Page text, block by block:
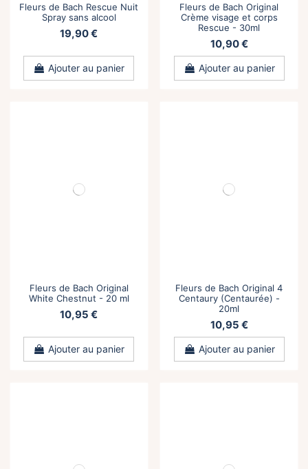
Fleurs de Bach Rescue Nuit
Spray sans alcool
19,90 €
Ajouter au panier
Fleurs de Bach Original
Crème visage et corps
Rescue - 30ml
10,90 €
Ajouter au panier
Fleurs de Bach Original
White Chestnut - 20 ml
10,95 €
Ajouter au panier
Fleurs de Bach Original 4
Centaury (Centaurée) -
20ml
10,95 €
Ajouter au panier